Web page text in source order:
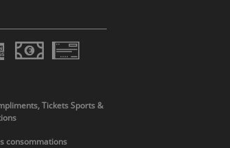
Tickets Sports &
consommations